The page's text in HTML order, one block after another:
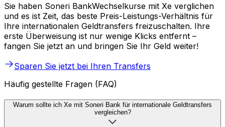
Sie haben Soneri BankWechselkurse mit Xe verglichen
und es ist Zeit, das beste Preis-Leistungs-Verhältnis für
Ihre internationalen Geldtransfers freizuschalten. Ihre
erste Überweisung ist nur wenige Klicks entfernt –
fangen Sie jetzt an und bringen Sie Ihr Geld weiter!
Sparen Sie jetzt bei Ihren Transfers
Häufig gestellte Fragen (FAQ)
Warum sollte ich Xe mit Soneri Bank für internationale Geldtransfers
vergleichen?